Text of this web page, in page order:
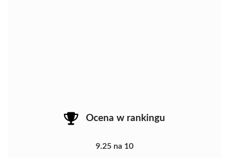
Ocena w rankingu
9.25 na 10